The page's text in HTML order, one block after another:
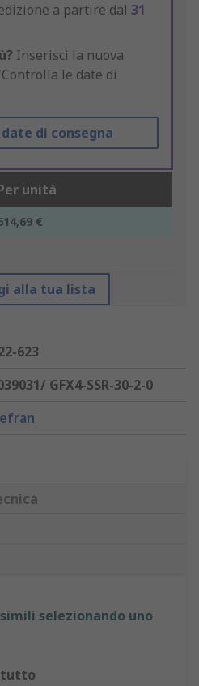
a partire dal 31
Inserisci la nuova
le date di
di consegna
unità
€
alla tua lista
623
GFX4-SSR-30-2-0
selezionando uno
tutto